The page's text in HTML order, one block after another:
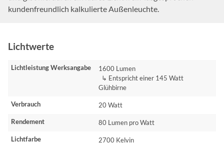
kundenfreundlich kalkulierte Außenleuchte.
Lichtwerte
Lichtleistung Werksangabe
1600 Lumen
↳ Entspricht einer 145 Watt
Glühbirne
Verbrauch 20 Watt
Rendement 80 Lumen pro Watt
Lichtfarbe 2700 Kelvin